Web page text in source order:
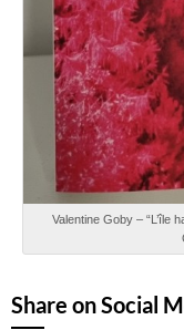
Valentine Goby – “L’île
Share on Social